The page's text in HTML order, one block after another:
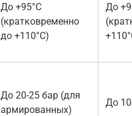
До +95°C
(кратковременно
до +110°C)
До
До 20-25 бар (для
армированных)
До